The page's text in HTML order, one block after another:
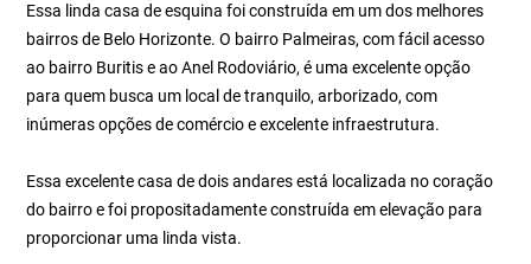
Essa linda casa de esquina foi construída em um dos melhores
bairros de Belo Horizonte. O bairro Palmeiras, com fácil acesso
ao bairro Buritis e ao Anel Rodoviário, é uma excelente opção
para quem busca um local de tranquilo, arborizado, com
inúmeras opções de comércio e excelente infraestrutura.
Essa excelente casa de dois andares está localizada no coração
do bairro e foi propositadamente construída em elevação para
proporcionar uma linda vista.